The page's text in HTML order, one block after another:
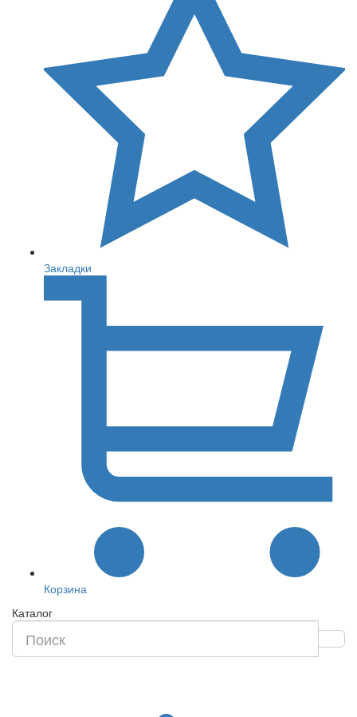
Закладки
Корзина
Каталог